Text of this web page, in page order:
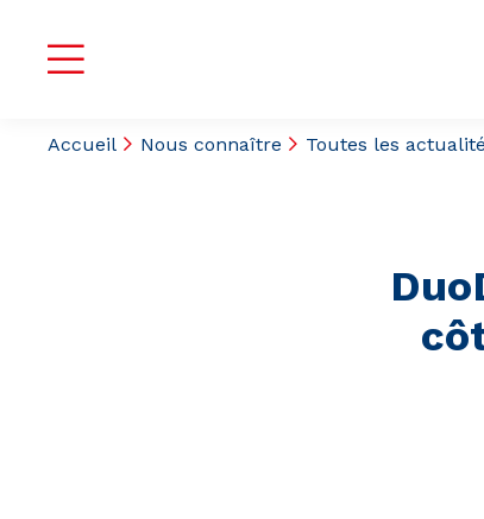
Accueil Nous connaître Toutes les